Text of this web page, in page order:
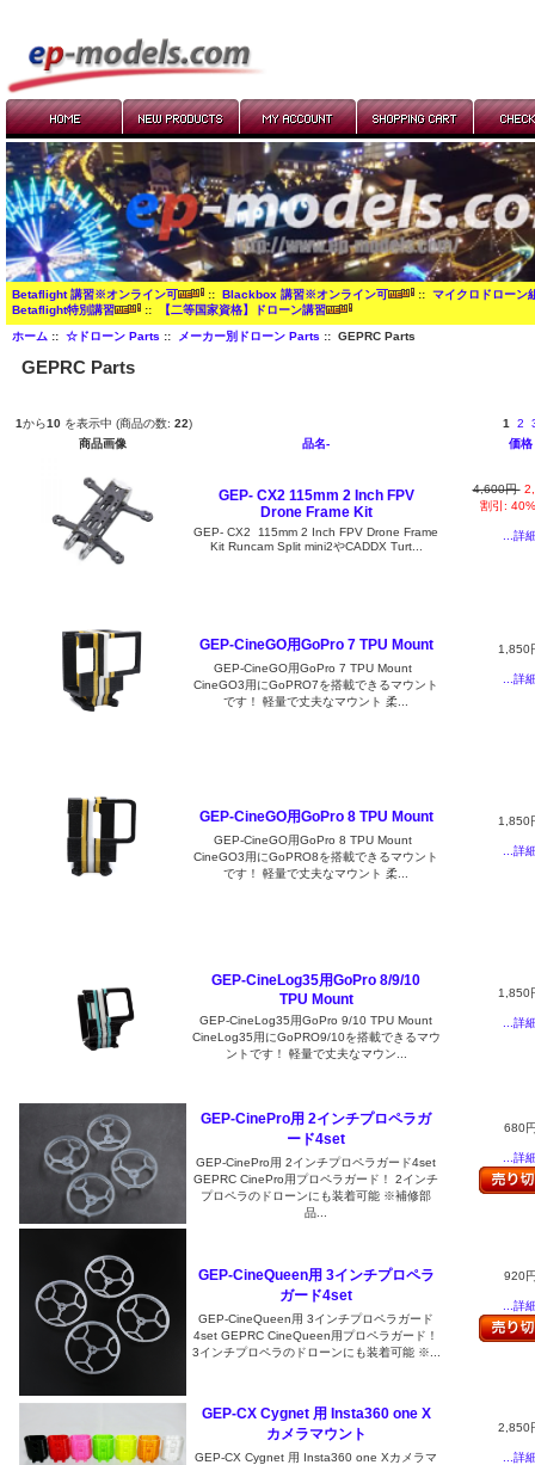
Betaflight 講習※オンライン可 :: Blackbox 講習※オンライン可 :: マイクロドローン
Betaflight特別講習
:: 【二等国家資格】ドローン講習
ホーム:: ☆ドローン Parts :: メーカー別ドローン Parts :: GEPRC Parts
GEPRC Parts
1から10 を表示中 (商品の数: 22) 1 2
商品画像
品名- 価格
GEP- CX2 115mm 2 Inch FPV
Drone Frame Kit
GEP- CX2 115mm 2 Inch FPV Drone Frame
Kit Runcam Split mini2やCADDX Turt...
4,600円
割引:
...詳
GEP-CineGO用GoPro 7 TPU Mount
GEP-CineGO用GoPro 7 TPU Mount
CineGO3用にGoPRO7を搭載できるマウント
です！ 軽量で丈夫なマウント 柔...
1,850
...詳
GEP-CineGO用GoPro 8 TPU Mount
GEP-CineGO用GoPro 8 TPU Mount
CineGO3用にGoPRO8を搭載できるマウント
です！ 軽量で丈夫なマウント 柔...
1,850
...詳
GEP-CineLog35用GoPro 8/9/10
TPU Mount
GEP-CineLog35用GoPro 9/10 TPU Mount
CineLog35用にGoPRO9/10を搭載できるマウ
ントです！ 軽量で丈夫なマウン...
1,850
...詳
GEP-CinePro用 2インチプロペラガ
ード4set
GEP-CinePro用 2インチプロペラガード4set
GEPRC CinePro用プロペラガード！ 2インチ
プロペラのドローンにも装着可能 ※補修部
品...
680
...詳
GEP-CineQueen用 3インチプロペラ
ガード4set
GEP-CineQueen用 3インチプロペラガード
4set GEPRC CineQueen用プロペラガード！
3インチプロペラのドローンにも装着可能 ※...
920
...詳
GEP-CX Cygnet 用 Insta360 one X
カメラマウント
GEP-CX Cygnet 用 Insta360 one Xカメラマ
2,850
...詳